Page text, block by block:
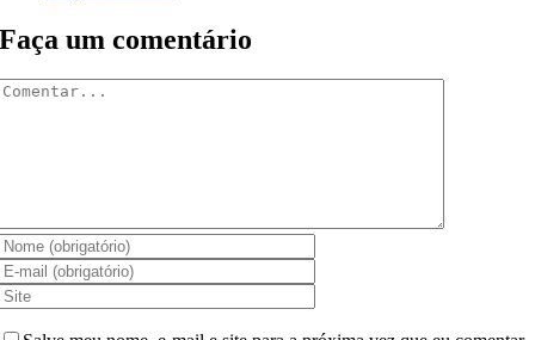
Faça um comentário